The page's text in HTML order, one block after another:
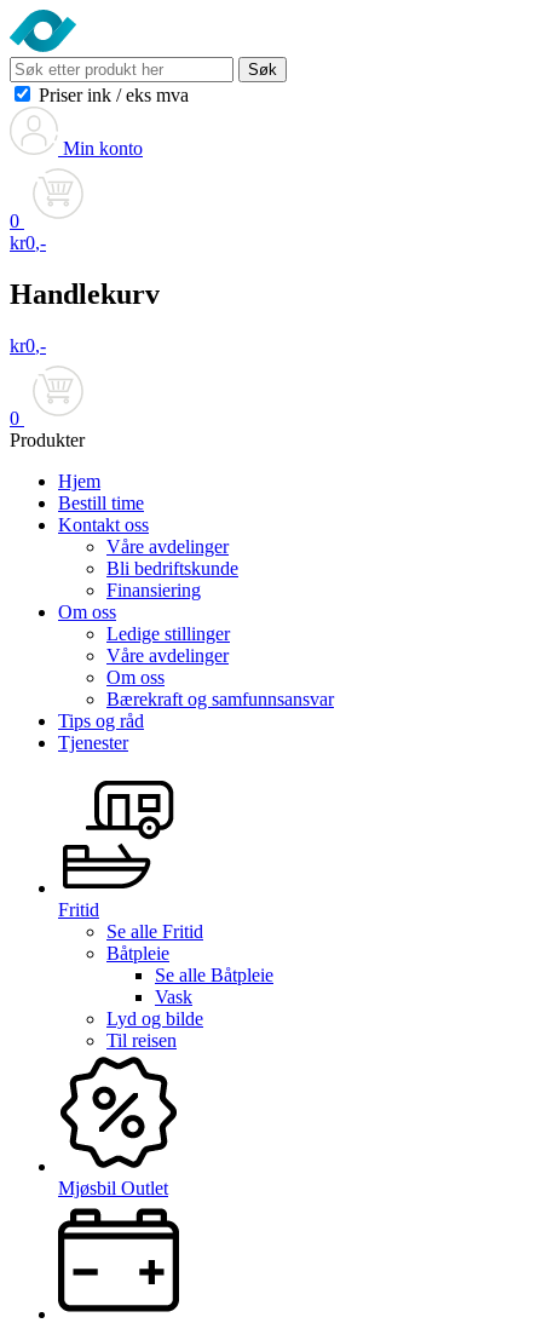
Søk
Priser ink / eks mva
Min konto
0
kr0,-
Handlekurv
kr0,-
0
Produkter
Hjem
Bestill time
Kontakt oss
Våre avdelinger
Bli bedriftskunde
Finansiering
Om oss
Ledige stillinger
Våre avdelinger
Om oss
Bærekraft og samfunnsansvar
Tips og råd
Tjenester
Fritid
Se alle Fritid
Båtpleie
Se alle Båtpleie
Vask
Lyd og bilde
Til reisen
Mjøsbil Outlet